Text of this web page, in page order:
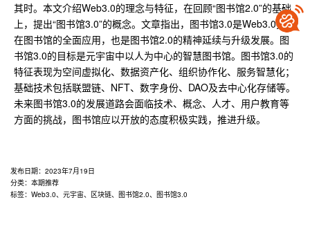
其时。本文介绍Web3.0的理念与特征，在回顾“图书馆2.0”的基础
上，提出“图书馆3.0”的概念。文章指出，图书馆3.0是Web3.0技术
在图书馆的全面应用，也是图书馆2.0的精神延续与升级发展。图
书馆3.0的目标是元宇宙中以人为中心的智慧图书馆。图书馆3.0的
特征表现为空间虚拟化、数据资产化、组织协作化、服务智慧化；
基础技术包括联盟链、NFT、数字身份、DAO及去中心化存储等。
未来图书馆3.0的发展道路会面临技术、概念、人才、用户教育等
方面的挑战，图书馆应以开放的态度积极实践，推进升级。
发布日期： 2023年7月19日
分类： 本期推荐
标签： Web3.0、 元宇宙、 区块链、 图书馆2.0、 图书馆3.0